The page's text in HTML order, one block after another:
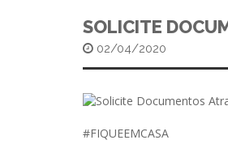
SOLICITE
02/04/2020
#FIQUEEMCASA